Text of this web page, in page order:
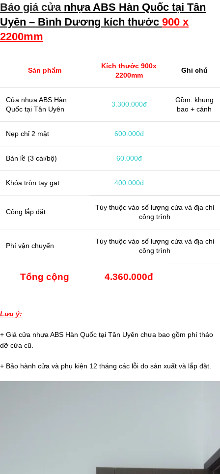
Báo giá cửa nhựa ABS Hàn Quốc tại Tân
Uyên – Bình Dương kích thước 900 x
2200mm
Sản phẩm
Kích thước 900x
2200mm
Ghi chú
Cửa nhựa ABS Hàn
Quốc tại Tân Uyên
3.300.000đ
Gồm: khung
bao + cánh
Nẹp chỉ 2 mặt 600.000đ
Bản lề (3 cái/bộ) 60.000đ
Khóa tròn tay gạt 400.000đ
Công lắp đặt
Tùy thuộc vào số lượng cửa và địa chỉ
công trình
Phí vận chuyển
Tùy thuộc vào số lượng cửa và địa chỉ
công trình
Tổng cộng 4.360.000đ
Lưu ý:
+ Giá cửa nhựa ABS Hàn Quốc tại Tân Uyên chưa bao gồm phí tháo
dỡ cửa cũ.
+ Bảo hành cửa và phụ kiện 12 tháng các lỗi do sản xuất và lắp đặt.